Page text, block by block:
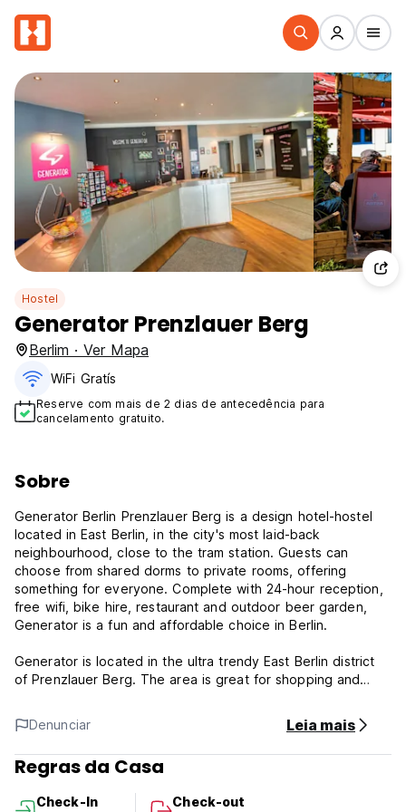
Hostel
Generator Prenzlauer Berg
Berlim · Ver Mapa
WiFi Gratís
Reserve com mais de 2 dias de antecedência para
cancelamento gratuito.
Sobre
Generator Berlin Prenzlauer Berg is a design hotel-hostel
located in East Berlin, in the city's most laid-back
neighbourhood, close to the tram station. Guests can
choose from shared dorms to private rooms, offering
something for everyone. Complete with 24-hour reception,
free wifi, bike hire, restaurant and outdoor beer garden,
Generator is a fun and affordable choice in Berlin.
Generator is located in the ultra trendy East Berlin district
of Prenzlauer Berg. The area is great for shopping and
If you're a sports fan then the Velodrome hosts many
sporting and music events, and guess what? We are only
next door. The best way to see and do it all is by hopping
Denunciar Leia mais
Regras da Casa
Check-In
Check-out